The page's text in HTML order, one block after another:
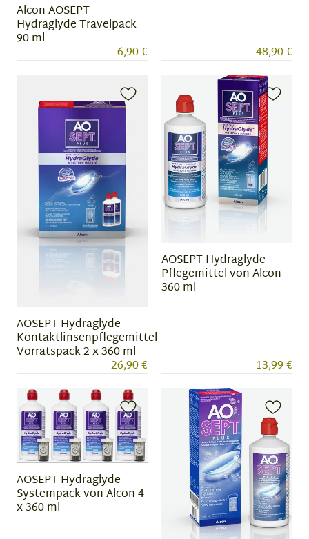
Alcon AOSEPT
Hydraglyde Travelpack
90 ml
6,90 € 48,90 €
AOSEPT Hydraglyde
Kontaktlinsenpflegemittel
Vorratspack 2 x 360 ml
26,90 €
AOSEPT Hydraglyde
Pflegemittel von Alcon
360 ml
13,99 €
AOSEPT Hydraglyde
Systempack von Alcon 4
x 360 ml